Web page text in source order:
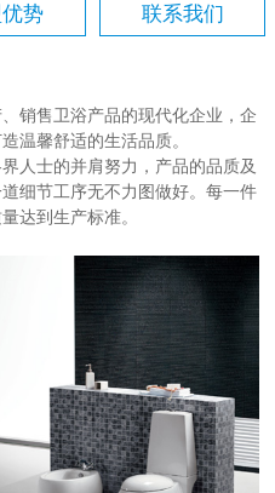
势 联系我们
售卫浴产品的现代化企业，企
温馨舒适的生活品质。
士的并肩努力，产品的品质及
细节工序无不力图做好。每一件
达到生产标准。